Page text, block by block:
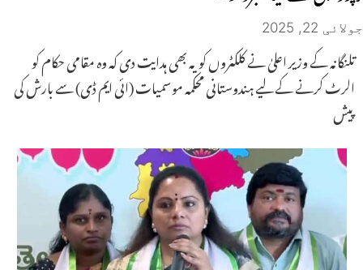
جولائی 22, 2025
تلنگانہ کے وزیر اعلیٰ نے کلکٹروں کو یہ بھی ہدایت دی کہ وہ مقامی حکام کو
الرٹ کرنے کے لیے ہندوستانی محکمہ موسمیات (ائی ایم ڈی) سے بارش کی
پیش